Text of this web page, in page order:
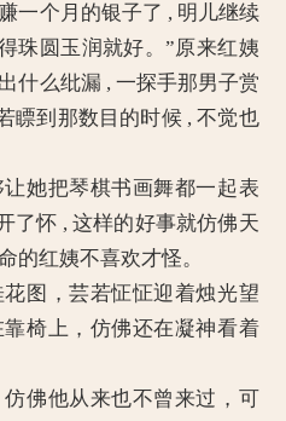
一个月的银子了 , 明儿继续
珠圆玉润就好。”原来红姨
什么纰漏 , 一探手那男子赏
瞟到那数目的时候 , 不觉也
她把琴棋书画舞都一起表
了怀 , 这样的好事就仿佛天
的红姨不喜欢才怪。
图，芸若怔怔迎着烛光望
椅上，仿佛还在凝神看着
佛他从来也不曾来过，可